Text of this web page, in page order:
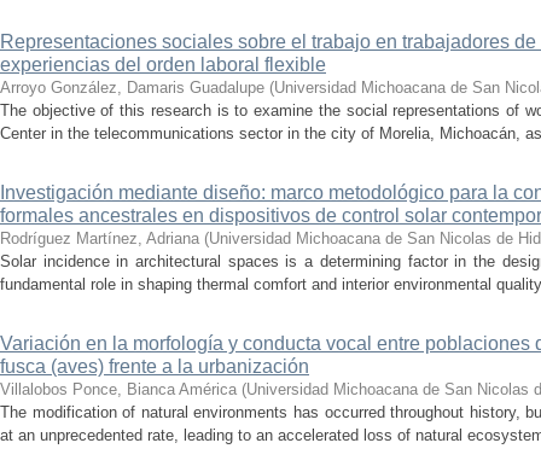
Representaciones sociales sobre el trabajo en trabajadores
experiencias del orden laboral flexible
Arroyo González, Damaris Guadalupe (Universidad Michoacana de San
The objective of this research is to examine the social representations of
Center in the telecommunications sector in the city of Morelia, Michoacán,
Investigación mediante diseño: marco metodológico para la
formales ancestrales en dispositivos de control solar
Rodríguez Martínez, Adriana (Universidad Michoacana de San Nicolas de
Solar incidence in architectural spaces is a determining factor in the
fundamental role in shaping thermal comfort and interior environmental
Variación en la morfología y conducta vocal entre poblaciones
fusca (aves) frente a la urbanización
Villalobos Ponce, Bianca América (Universidad Michoacana de San Nicolas
The modification of natural environments has occurred throughout history,
at an unprecedented rate, leading to an accelerated loss of natural